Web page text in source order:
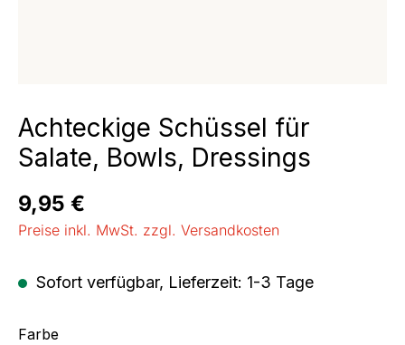
Achteckige Schüssel für
Salate, Bowls, Dressings
Regulärer Preis:
9,95 €
Preise inkl. MwSt. zzgl. Versandkosten
Sofort verfügbar, Lieferzeit: 1-3 Tage
Farbeauswählen